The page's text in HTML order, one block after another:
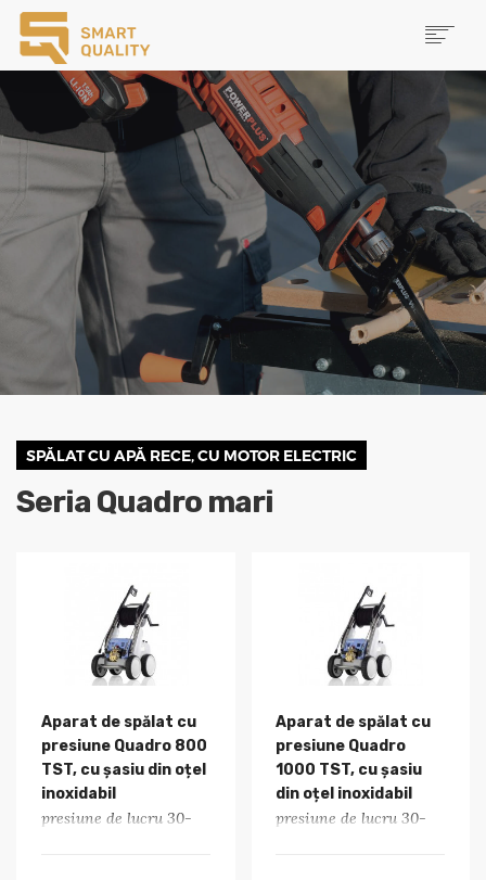
PRODUSE
NOUTĂȚI
MAI MULTE
SPĂLAT CU APĂ RECE, CU MOTOR ELECTRIC
Seria Quadro mari
Aparat de spălat cu
presiune Quadro 800
TST, cu șasiu din oțel
inoxidabil
presiune de lucru 30-
Aparat de spălat cu
presiune Quadro
1000 TST, cu șasiu
din oțel inoxidabil
presiune de lucru 30-